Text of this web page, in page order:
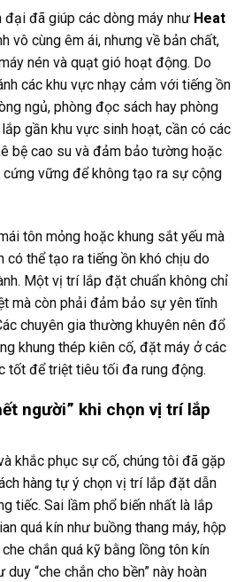
đại đã giúp các dòng máy như Heat
vô cùng êm ái, nhưng về bản chất,
nén và quạt gió hoạt động. Do
các khu vực nhạy cảm với tiếng ồn
ngủ, phòng đọc sách hay phòng
gần khu vực sinh hoạt, cần có các
bệ cao su và đảm bảo tường hoặc
vững để không tạo ra sự cộng
tôn mỏng hoặc khung sắt yếu mà
có thể tạo ra tiếng ồn khó chịu do
Một vị trí lắp đặt chuẩn không chỉ
mà còn phải đảm bảo sự yên tĩnh
chuyên gia thường khuyên nên đổ
khung thép kiên cố, đặt máy ở các
tốt để triệt tiêu tối đa rung động.
người” khi chọn vị trí lắp
khắc phục sự cố, chúng tôi đã gặp
hàng tự ý chọn vị trí lắp đặt dẫn
tiếc. Sai lầm phổ biến nhất là lắp
quá kín như buồng thang máy, hộp
chắn quá kỹ bằng lồng tôn kín
“che chắn cho bền” này hoàn